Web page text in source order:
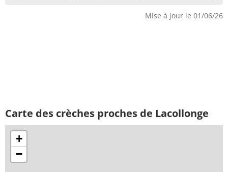
Mise à jour le 01/06/26
Carte des crèches proches de Lacollonge
+
−